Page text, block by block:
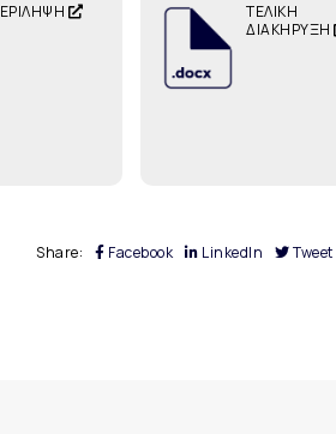
ΤΕΛΙΚΗ
ΔΙΑΚΗΡΥΞΗ
Share: Facebook LinkedIn Tweet